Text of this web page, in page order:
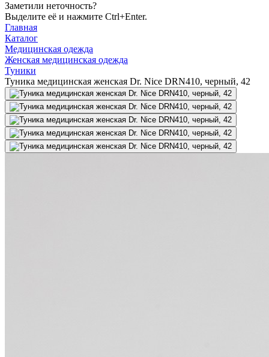
Заметили неточность?
Выделите её и нажмите Ctrl+Enter.
Главная
Каталог
Медицинская одежда
Женская медицинская одежда
Туники
Туника медицинская женская Dr. Nice DRN410, черный, 42